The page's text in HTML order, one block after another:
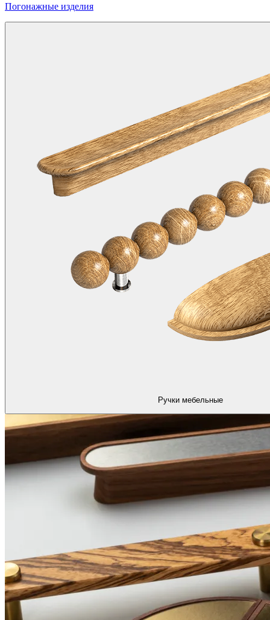
Погонажные изделия
Ручки мебельные